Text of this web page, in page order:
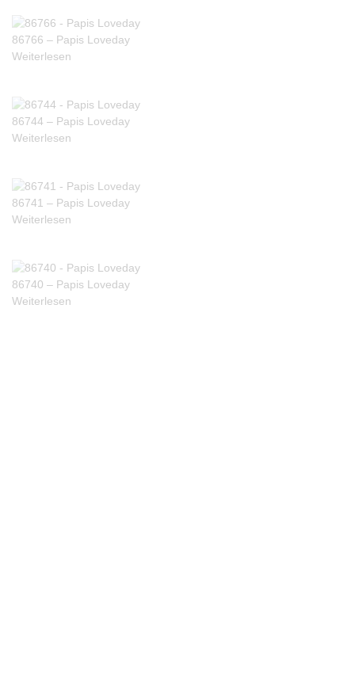
86766 – Papis Loveday
Weiterlesen
86744 – Papis Loveday
Weiterlesen
86741 – Papis Loveday
Weiterlesen
86740 – Papis Loveday
Weiterlesen